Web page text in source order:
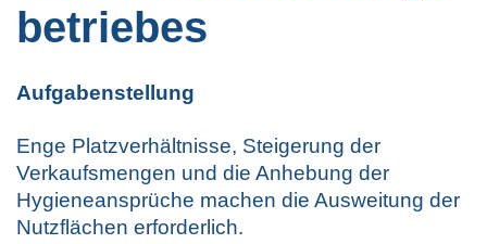
betriebes
Aufgabenstellung
Enge Platzverhältnisse, Steigerung der
Verkaufsmengen und die Anhebung der
Hygieneansprüche machen die Ausweitung der
Nutzflächen erforderlich.